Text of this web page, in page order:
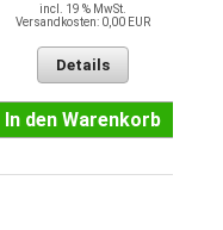
incl. 19 % MwSt.
Versandkosten: 0,00 EUR
Details
In den Warenkorb